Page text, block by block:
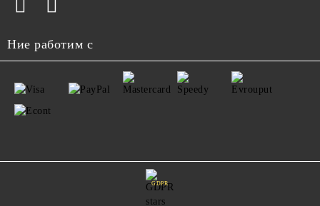
Ние работим с
GDPR